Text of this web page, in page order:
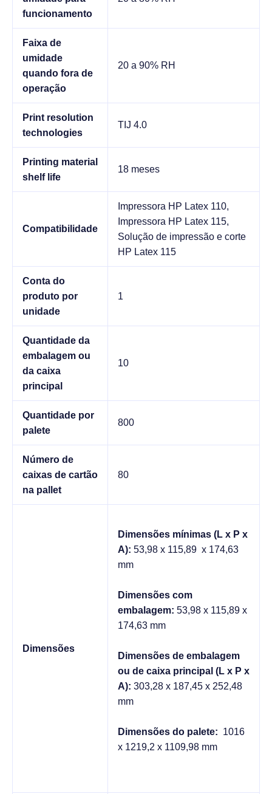
funcionamento
Faixa de
umidade
quando fora de
operação
20 a 90% RH
Print resolution
technologies
TIJ 4.0
Printing material
shelf life
18 meses
Compatibilidade
Impressora HP Latex 110,
Impressora HP Latex 115,
Solução de impressão e corte
HP Latex 115
Conta do
produto por
unidade
1
Quantidade da
embalagem ou
da caixa
principal
10
Quantidade por
palete
800
Número de
caixas de cartão
na pallet
80
Dimensões
Dimensões mínimas (L x P x
A): 53,98 x 115,89 x 174,63
mm
Dimensões com
embalagem: 53,98 x 115,89 x
174,63 mm
Dimensões de embalagem
ou de caixa principal (L x P x
A): 303,28 x 187,45 x 252,48
mm
Dimensões do palete: 1016
x 1219,2 x 1109,98 mm